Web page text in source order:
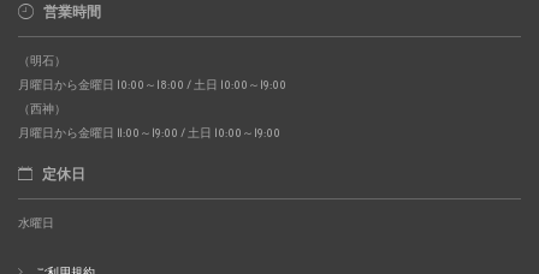
営業時間
（明石）
月曜日から金曜日 10:00～18:00 / 土日 10:00～19:00
（西神）
月曜日から金曜日 11:00～19:00 / 土日 10:00～19:00
定休日
水曜日